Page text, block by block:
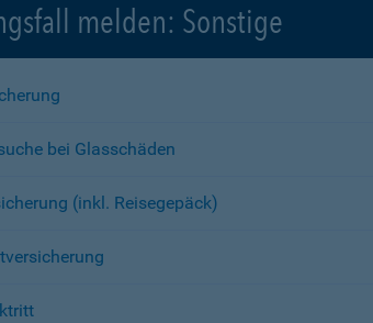
melden: Sonstige
bei Glasschäden
(inkl. Reisegepäck)